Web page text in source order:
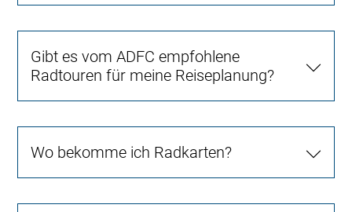
Gibt es vom ADFC empfohlene
Radtouren für meine Reiseplanung?
Wo bekomme ich Radkarten?